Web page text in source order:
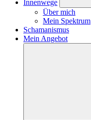
Innenwege
Über mich
Mein Spektrum
Schamanismus
Mein Angebot